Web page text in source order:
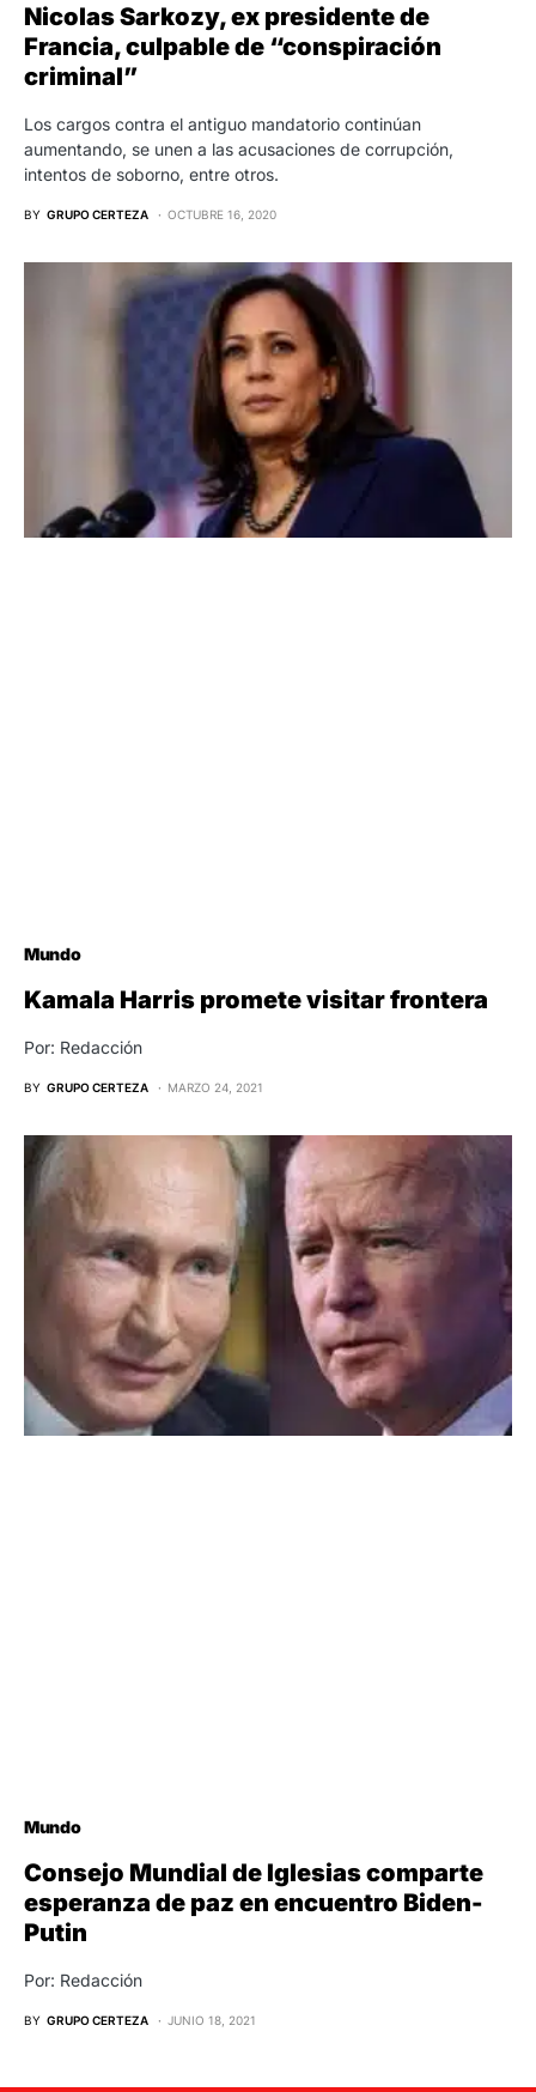
Nicolas Sarkozy, ex presidente de
Francia, culpable de “conspiración
criminal”
Los cargos contra el antiguo mandatorio continúan
aumentando, se unen a las acusaciones de corrupción,
intentos de soborno, entre otros.
BY GRUPO CERTEZA OCTUBRE 16, 2020
Mundo
Kamala Harris promete visitar frontera
Por: Redacción
BY GRUPO CERTEZA MARZO 24, 2021
Mundo
Consejo Mundial de Iglesias comparte
esperanza de paz en encuentro Biden-
Putin
Por: Redacción
BY GRUPO CERTEZA JUNIO 18, 2021